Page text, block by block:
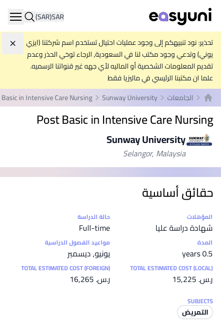
SAR
(SAR)
تحذير: نود تنبيهكم إلى وجود عمليات احتيال تستخدم اسم شركتنا (ايزي
يوني) وتدعي وجود مكتب لنا في السعودية, الرجاء توخي الحذر وعدم
تقديم المعلومات الشخصية أو الماليه لأي جهه غير قنواتنا الرسميه.
علما ان مكتبنا الرئيسي في ماليزيا فقط
الصفحة الرئيسية
الجامعات Sunway University
in Intensive Care Nursing
Post Basic in Intensive Care Nursing
Sunway University
Selangor, Malaysia
حقائق أساسية
إحصائيات
المؤهلات
شهادة دراسة عليا
حالة الدراسة
Full-time
المدة
0.5 years
مواعيد الفصول الدراسية
يونيو, ديسمبر
TOTAL ESTIMATED COST (LOCAL)
ر.س.‏ 15,225
TOTAL ESTIMATED COST (FOREIGN)
ر.س.‏ 16,265
SUBJECTS
التمريض